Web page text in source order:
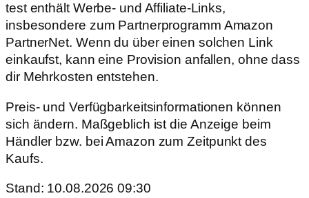
test enthält Werbe- und Affiliate-Links,
insbesondere zum Partnerprogramm Amazon
PartnerNet. Wenn du über einen solchen Link
einkaufst, kann eine Provision anfallen, ohne dass
dir Mehrkosten entstehen.
Preis- und Verfügbarkeitsinformationen können
sich ändern. Maßgeblich ist die Anzeige beim
Händler bzw. bei Amazon zum Zeitpunkt des
Kaufs.
Stand: 10.08.2026 09:30